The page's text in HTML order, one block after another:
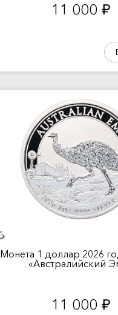
11 000 руб.
Монета 1 доллар 2026
«Австралийский
11 000 руб.